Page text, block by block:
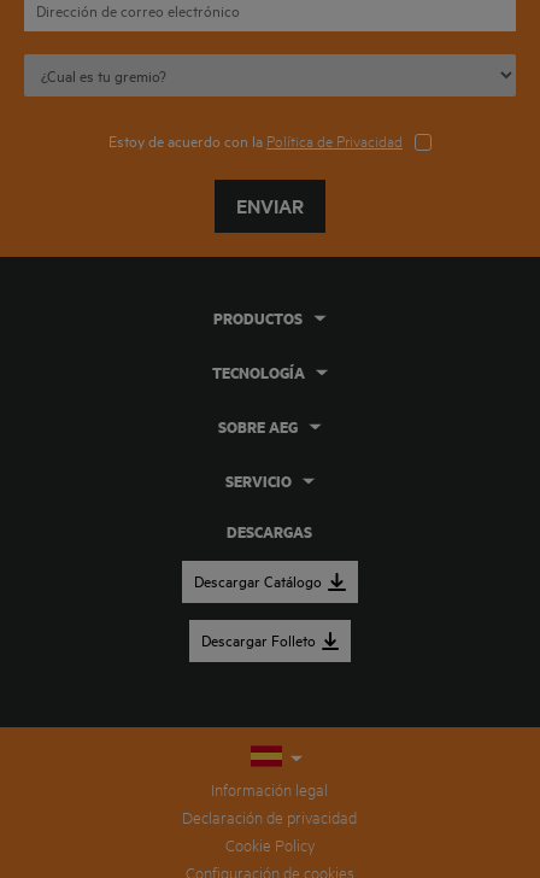
Estoy de acuerdo con la Política de Privacidad
ENVIAR
DESCARGAS
Descargar Catálogo
Descargar Folleto
PRODUCTOS
TECNOLOGÍA
SOBRE AEG
SERVICIO
Información legal
Declaración de privacidad
Cookie Policy
Configuración de cookies